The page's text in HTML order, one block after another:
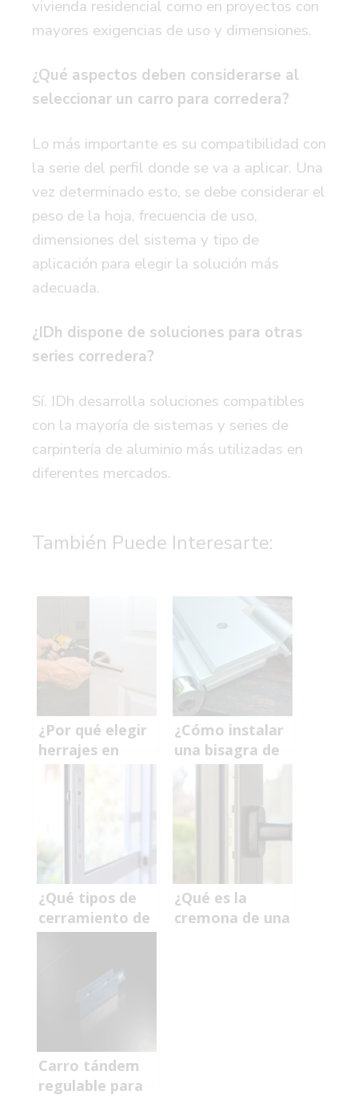
vivienda residencial como en proyectos con
mayores exigencias de uso y dimensiones.
¿Qué aspectos deben considerarse al
seleccionar un carro para corredera?
Lo más importante es su compatibilidad con
la serie del perfil donde se va a aplicar. Una
vez determinado esto, se debe considerar el
peso de la hoja, frecuencia de uso,
dimensiones del sistema y tipo de
aplicación para elegir la solución más
adecuada.
¿IDh dispone de soluciones para otras
series corredera?
Sí. IDh desarrolla soluciones compatibles
con la mayoría de sistemas y series de
carpintería de aluminio más utilizadas en
diferentes mercados.
También Puede Interesarte:
¿Por qué elegir
herrajes en
aluminio?
¿Cómo instalar
una bisagra de
doble acción?
¿Qué tipos de
cerramiento de
ventanas hay?
¿Qué es la
cremona de una
Carro tándem
regulable para